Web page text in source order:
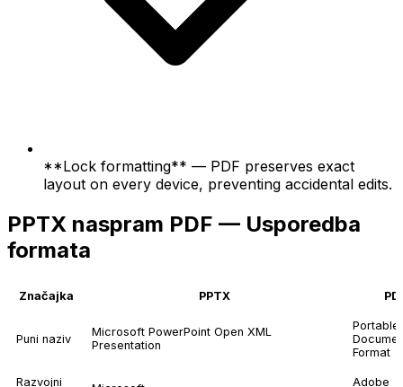
**Lock formatting** — PDF preserves exact
layout on every device, preventing accidental edits.
PPTX naspram PDF — Usporedba
formata
Značajka PPTX
Puni naziv
Microsoft PowerPoint Open XML
Presentation
Portable
Format
Razvojni Adobe